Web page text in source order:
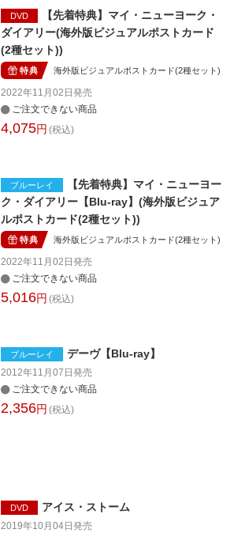
DVD
【先着特典】マイ・ニューヨーク・
ダイアリー(海外版ビジュアルポストカード
(2種セット))
特典 海外版ビジュアルポストカード(2種セット)
2022年11月02日発売
ご注文できない商品
4,075円 (税込)
ブルーレイ
【先着特典】マイ・ニューヨー
ク・ダイアリー【Blu-ray】(海外版ビジュア
ルポストカード(2種セット))
特典 海外版ビジュアルポストカード(2種セット)
2022年11月02日発売
ご注文できない商品
5,016円 (税込)
ブルーレイ デーヴ【Blu-ray】
2012年11月07日発売
ご注文できない商品
2,356円 (税込)
DVD アイス・ストーム
2019年10月04日発売